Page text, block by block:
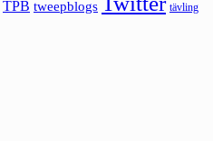
TPB tweepblogs tävling